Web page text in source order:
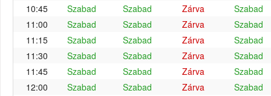
10:45
Szabad Szabad Zárva
Szabad
11:00
Szabad Szabad Zárva
Szabad
11:15
Szabad Szabad Zárva
Szabad
11:30
Szabad Szabad Zárva
Szabad
11:45
Szabad Szabad Zárva
Szabad
12:00
Szabad Szabad Zárva
Szabad